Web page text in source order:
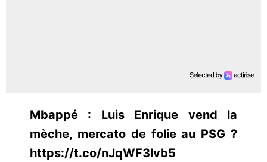
Mbappé : Luis Enrique vend la
mèche, mercato de folie au PSG ?
https://t.co/nJqWF3lvb5